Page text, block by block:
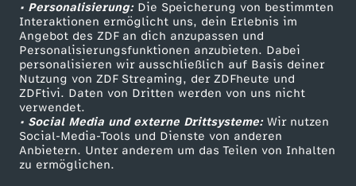
• Personalisierung:Die Speicherung von bestimmten
Interaktionen ermöglicht uns, dein Erlebnis im
Angebot des ZDF an dich anzupassen und
Personalisierungsfunktionen anzubieten. Dabei
personalisieren wir ausschließlich auf Basis deiner
Nutzung von ZDF Streaming, der ZDFheute und
ZDFtivi. Daten von Dritten werden von uns nicht
verwendet.
• Social Media und externe Drittsysteme:Wir nutzen
Social-Media-Tools und Dienste von anderen
Anbietern. Unter anderem um das Teilen von Inhalten
zu ermöglichen.
i
e
n
s
t
Sendungen A-Z
TV-Programm
Hilfe
ZDF Unternehmen
Karriere